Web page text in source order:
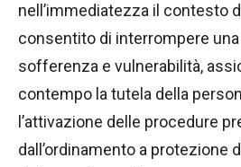
nell’immediatezza il contesto
consentito di interrompere
sofferenza e vulnerabilità,
contempo la tutela della
l’attivazione delle procedure
dall’ordinamento a protezione